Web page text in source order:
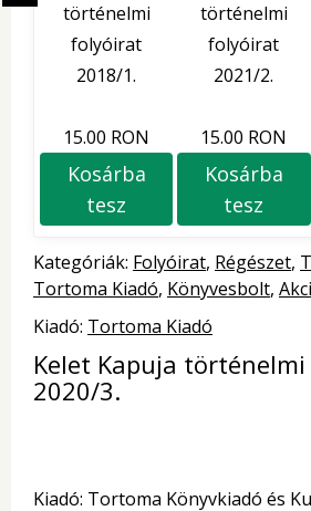
történelmi
folyóirat
2018/1.
15.00 RON
Kosárba
tesz
történelmi
folyóirat
2021/2.
15.00 RON
Kosárba
tesz
Kategóriák: Folyóirat Régészet
Tortoma Kiadó Könyvesbolt
Kiadó: Tortoma Kiadó
Kelet Kapuja
2020/3.
Kiadó: Tortoma Könyvkiadó és